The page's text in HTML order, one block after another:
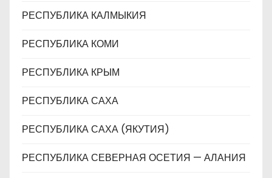
РЕСПУБЛИКА КАЛМЫКИЯ
РЕСПУБЛИКА КОМИ
РЕСПУБЛИКА КРЫМ
РЕСПУБЛИКА САХА
РЕСПУБЛИКА САХА (ЯКУТИЯ)
РЕСПУБЛИКА СЕВЕРНАЯ ОСЕТИЯ — АЛАНИЯ